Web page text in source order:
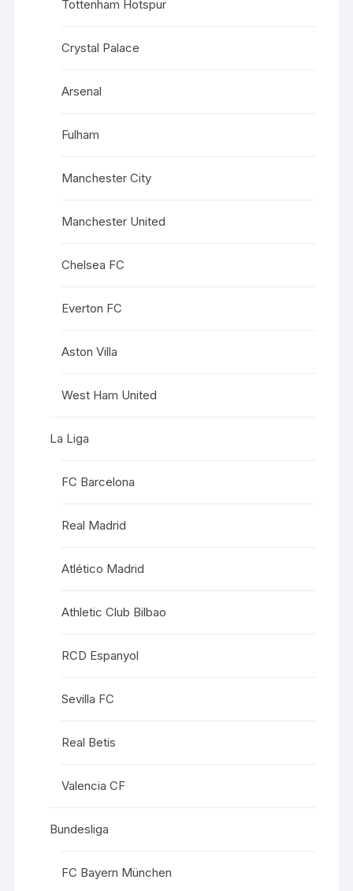
Tottenham Hotspur
Crystal Palace
Arsenal
Fulham
Manchester City
Manchester United
Chelsea FC
Everton FC
Aston Villa
West Ham United
La Liga
FC Barcelona
Real Madrid
Atlético Madrid
Athletic Club Bilbao
RCD Espanyol
Sevilla FC
Real Betis
Valencia CF
Bundesliga
FC Bayern München